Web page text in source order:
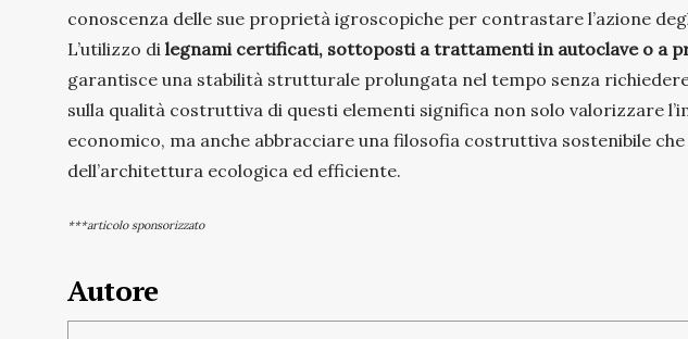
conoscenza delle sue proprietà igroscopiche per contrastare l’azione
L’utilizzo di legnami certificati, sottoposti a trattamenti in autoclave o a
garantisce una stabilità strutturale prolungata nel tempo senza
sulla qualità costruttiva di questi elementi significa non solo valorizzare
economico, ma anche abbracciare una filosofia costruttiva sostenibile
dell’architettura ecologica ed efficiente.
***articolo sponsorizzato
Autore